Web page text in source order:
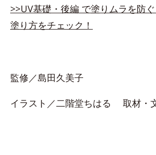
>>UV基礎・後編 で塗りムラを防
塗り方をチェック！
監修／島田久美子
イラスト／二階堂ちはる 取材・